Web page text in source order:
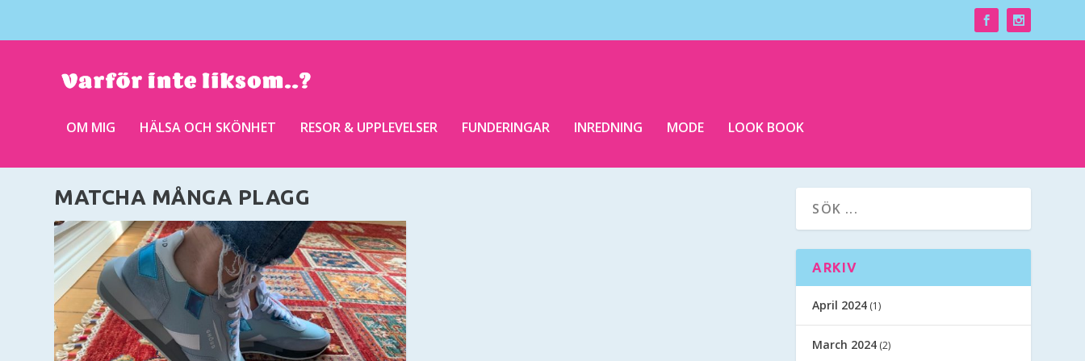
OM MIG HÄLSA OCH SKÖNHET RESOR & UPPLEVELSER FUNDERINGAR INREDNING MODE LOOK BOOK
MATCHA MÅNGA PLAGG
ARKIV
April 2024 (1)
March 2024 (2)